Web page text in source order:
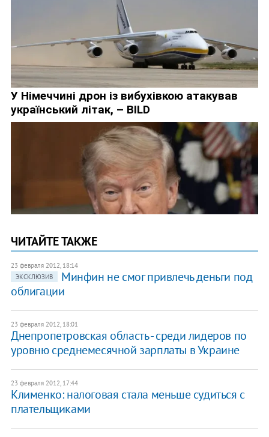
ЧИТАЙТЕ ТАКЖЕ
23 февраля 2012, 18:14
ЭКСКЛЮЗИВ
Минфин не смог привлечь деньги под
облигации
23 февраля 2012, 18:01
Днепропетровская область - среди лидеров по
уровню среднемесячной зарплаты в Украине
23 февраля 2012, 17:44
Клименко: налоговая стала меньше судиться с
плательщиками